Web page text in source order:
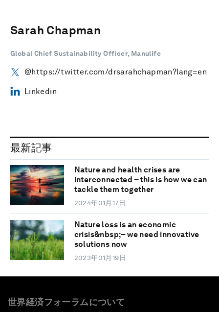
Sarah Chapman
Global Chief Sustainability Officer, Manulife
@https://twitter.com/drsarahchapman?lang=en
Linkedin
最新記事
Nature and health crises are
interconnected – this is how we can
tackle them together
2024年01月17日
Nature loss is an economic
crisis&nbsp;– we need innovative
solutions now
2023年01月19日
世界経済フォーラムについて